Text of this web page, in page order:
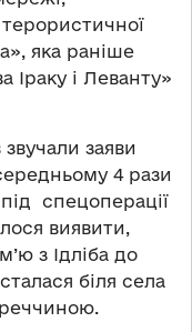
яка раніше
Іраку і Леванту»
заяви
4 рази
спецоперації
виявити,
з Ідліба до
біля села